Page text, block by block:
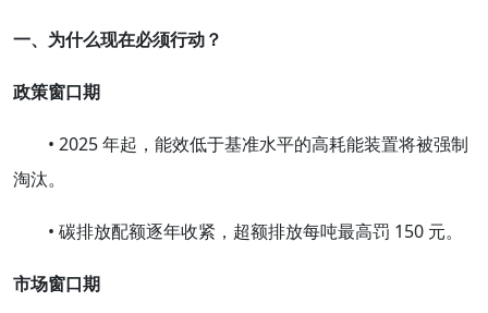
一、为什么现在必须行动？
政策窗口期
• 2025 年起，能效低于基准水平的高耗能装置将被强制
淘汰。
• 碳排放配额逐年收紧，超额排放每吨最高罚 150 元。
市场窗口期